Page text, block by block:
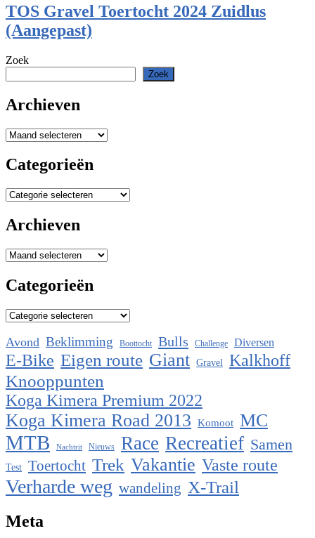
TOS Gravel Toertocht 2024 Zuidlus
(Aangepast)
Zoek
Zoek
Archieven
Archieven
Categorieën
Categorieën
Archieven
Archieven
Categorieën
Categorieën
Avond Beklimming Boottocht Bulls Challenge Diversen
E-Bike Eigen route Giant Gravel Kalkhoff
Knooppunten
Koga Kimera Premium 2022
Koga Kimera Road 2013 Komoot MC
MTB Nachtrit Nieuws Race Recreatief Samen
Test Toertocht Trek Vakantie Vaste route
Verharde weg wandeling X-Trail
Meta